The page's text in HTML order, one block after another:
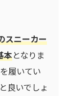
スニーカー
本となりま
履いてい
良いでしょ